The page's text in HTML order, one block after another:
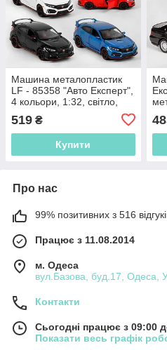
Машина металопластик
LF - 85358 "Авто Експерт",
4 кольори, 1:32, світло,
звук, інерція, відчиняються
двері
519 ₴
Купити
Про нас
99% позитивних з 516
Працює з 11.08.2014
м. Одеса
вул.Базова, буд.17, Одеса,
Контакти
Сьогодні працює з 09:00
Показати весь графік